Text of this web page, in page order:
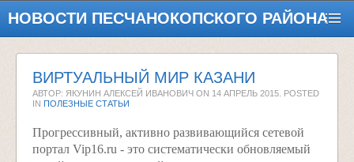
НОВОСТИ ПЕСЧАНОКОПСКОГО РАЙОНА
ВИРТУАЛЬНЫЙ МИР КАЗАНИ
АВТОР: ЯКУНИН АЛЕКСЕЙ ИВАНОВИЧ ON 14 АПРЕЛЬ 2015 . POSTED
IN ПОЛЕЗНЫЕ СТАТЬИ
Прогрессивный, активно развивающийся сетевой
портал Vip16.ru - это систематически обновляемый